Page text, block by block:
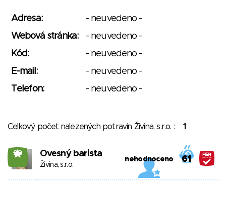
Adresa:
- neuvedeno -
Webová stránka:
- neuvedeno -
Kód:
- neuvedeno -
E-mail:
- neuvedeno -
Telefon:
- neuvedeno -
Celkový počet nalezených potravin Živina, s.r.o. : 1
20 Ovesný barista
Živina, s.r.o.
nehodnoceno 61